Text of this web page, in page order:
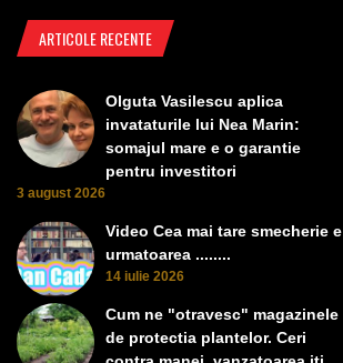
ARTICOLE RECENTE
Olguta Vasilescu aplica
invataturile lui Nea Marin:
somajul mare e o garantie
pentru investitori
3 august 2026
Video Cea mai tare smecherie e
urmatoarea ........
14 iulie 2026
Cum ne "otravesc" magazinele
de protectia plantelor. Ceri